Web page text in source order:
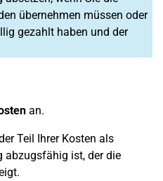
übernehmen müssen oder
gezahlt haben und der
an.
Teil Ihrer Kosten als
abzugsfähig ist, der die